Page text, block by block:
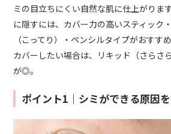
ミの目立ちにくい自然な肌に仕上がりま
に隠すには、カバー力の高いスティック
（こってり）・ペンシルタイプがおすす
カバーしたい場合は、リキッド（さらさ
が◎。
ポイント1｜シミができる原因